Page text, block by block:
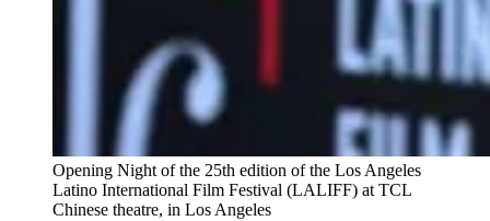
Opening Night of the 25th edition of the Los Angeles
Latino International Film Festival (LALIFF) at TCL
Chinese theatre, in Los Angeles